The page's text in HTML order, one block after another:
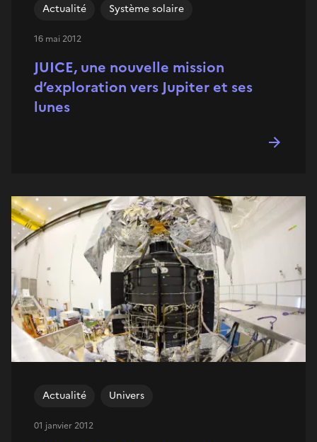
JUICE, une nouvelle mission
d’exploration vers Jupiter et ses
lunes
Actualité Système solaire
16 mai 2012
Actualité Univers
01 janvier 2012